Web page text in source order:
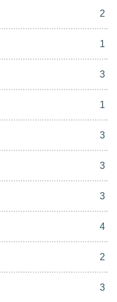
2
1
3
1
3
3
3
4
2
3